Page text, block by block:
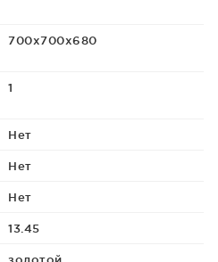
700х700х680
1
Нет
Нет
Нет
13.45
золотой